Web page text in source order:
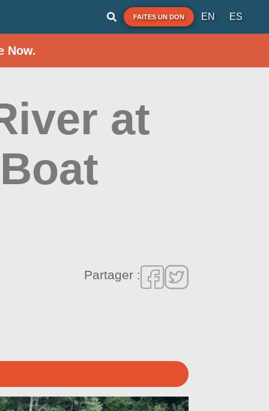
FAITES UN DON EN ES
Now.
at
Partager :